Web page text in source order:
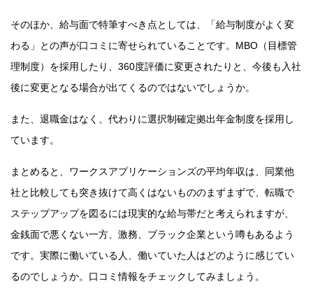
そのほか、給与面で特筆すべき点としては、「給与制度がよく変
わる」との声が口コミに寄せられていることです。MBO（目標管
理制度）を採用したり、360度評価に変更されたりと、今後も入社
後に変更となる場合が出てくるのではないでしょうか。
また、退職金はなく、代わりに選択制確定拠出年金制度を採用し
ています。
まとめると、ワークスアプリケーションズの平均年収は、同業他
社と比較しても突き抜けて高くはないもののまずまずで、転職で
ステップアップを図るには現実的な給与帯だと考えられますが、
金銭面で悪くない一方、激務、ブラック企業という噂もあるよう
です。実際に働いている人、働いていた人はどのように感じてい
るのでしょうか。口コミ情報をチェックしてみましょう。